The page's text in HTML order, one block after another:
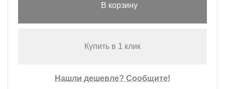
В корзину
Купить в 1 клик
Нашли дешевле? Сообщите!